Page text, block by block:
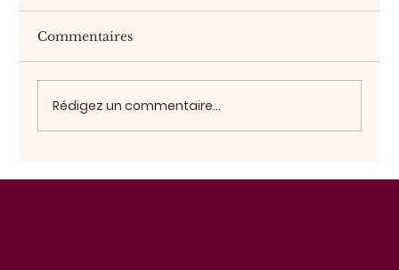
Acheter sur plan
Commentaires
Rédigez un commentaire...